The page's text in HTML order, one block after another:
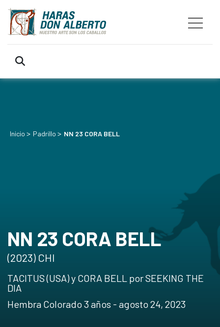
Inicio > Padrillo > NN 23 CORA BELL
NN 23 CORA BELL
(2023) CHI
TACITUS (USA) y CORA BELL por SEEKING THE
DIA
Hembra Colorado 3 años - agosto 24, 2023